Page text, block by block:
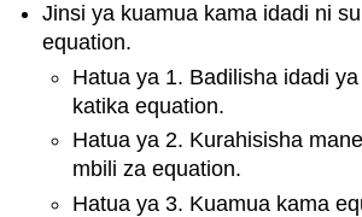
Jinsi ya kuamua kama idadi ni
equation.
Hatua ya 1. Badilisha idadi
katika equation.
Hatua ya 2. Kurahisisha
mbili za equation.
Hatua ya 3. Kuamua kama